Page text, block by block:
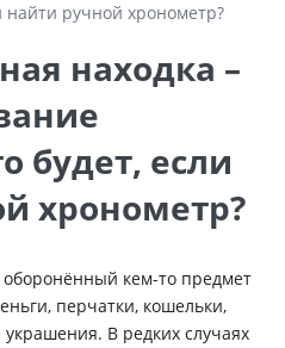
найти ручной хронометр?
будет, если
хронометр?
кем-то предмет
перчатки, кошельки,
В редких случаях